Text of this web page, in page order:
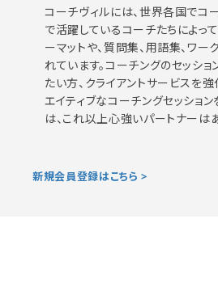
コーチヴィルには、世界各国でコ
で活躍しているコーチたちによっ
ーマットや、質問集、用語集、ワ
れています。コーチングのセッショ
たい方、クライアントサービスを強
エイティブなコーチングセッショ
は、これ以上心強いパートナーは
新規会員登録はこちら >